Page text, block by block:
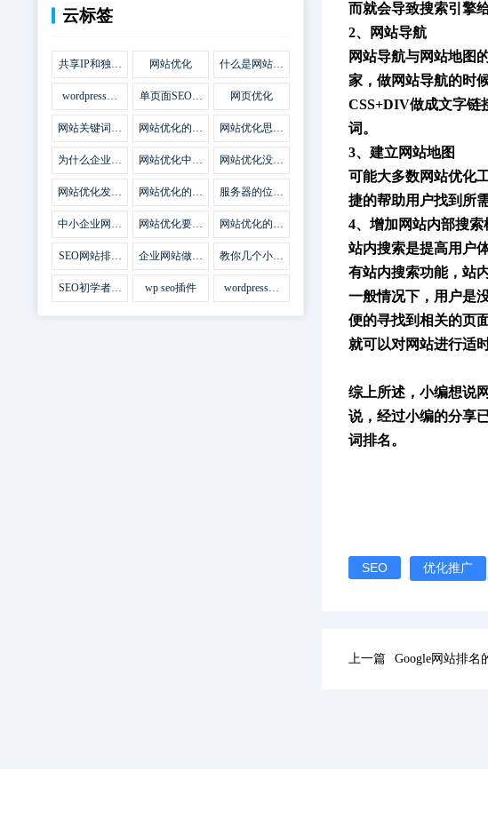
云标签
共享IP和独立
网站优化
什么是网站优
wordpress网
集插件
单页面SEO网
网页优化
网站关键词优
么
网站优化的误
网站优化思路
要
为什么企业网
网站SEO优
网站优化中关
干问题
网站优化没有
味道
网站优化发挥
网站优化的费
服务器的位置
影响
中小企业网站
法
网站优化要不
网站优化的逆
SEO网站排名
法宝
企业网站做好
势
教你几个小技
页优化
SEO初学者，
网站
wp seo插件
wordpress插
而就会导致搜索引擎
2、网站导航
网站导航与网站地图
家， 做网站导航的时
CSS+DIV做成文字链
词。
3、建立网站地图
可能大多数网站优化
捷的帮助用户找到所
4、增加网站内部搜索
站内搜索是提高用户
有站内搜索功能，站
一般情况下， 用户是
便的寻找到相关的页面
就可以对网站进行适
综上所述，小编想说
说，经过小编的分享
词排名。
SEO 优化推广
上一篇 Google网站排名